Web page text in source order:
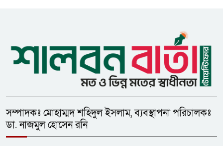
সহযোগিতা চাইলেন সাইফুল ইসলাম
ধনবাড়ীতে এইচএসসি পরীক্ষার্থীর
মৃত্যুর ঘটনায় প্রেমিকের শাস্তির
দাবিতে মানববন্ধন
জেলা প্রশাসক গোল্ডকাপ ফুটবল
গোলশূন্য
১২
সম্পাদকঃ মোহাম্মদ শহিদুল ইসলাম, ব্যবস্থাপনা পরিচালকঃ
ডা. নাজমুল হোসেন রনি